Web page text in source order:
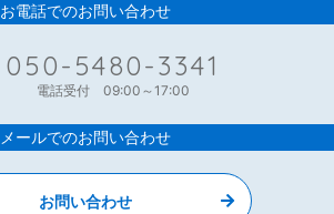
お電話でのお問い合わせ
050-5480-3341
電話受付 09:00～17:00
メールでのお問い合わせ
お問い合わせ